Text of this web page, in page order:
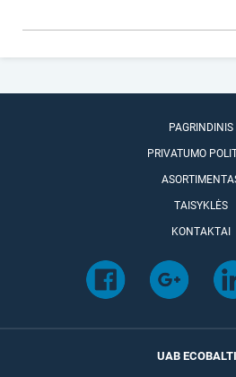
PAGRINDINIS
PRIVATUMO
TAISYKLĖS
KONTAKTAI
UAB